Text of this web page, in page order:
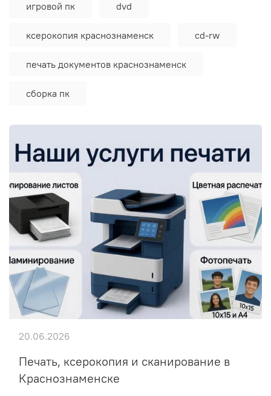
игровой пк dvd
ксерокопия краснознаменск сd-rw
печать документов краснознаменск
сборка пк
Печать, ксерокопия и сканирование в
Краснознаменске
20.06.2026